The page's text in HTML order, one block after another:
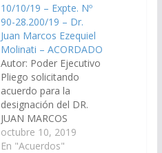
10/10/19 – Expte. Nº
90-28.200/19 – Dr.
Juan Marcos Ezequiel
Molinati – ACORDADO
Autor: Poder Ejecutivo
Pliego solicitando
acuerdo para la
designación del DR.
JUAN MARCOS
EZEQUIEL MOLINATI,
D.N.I Nº 27.680.901,
octubre 10, 2019
En "Acuerdos"